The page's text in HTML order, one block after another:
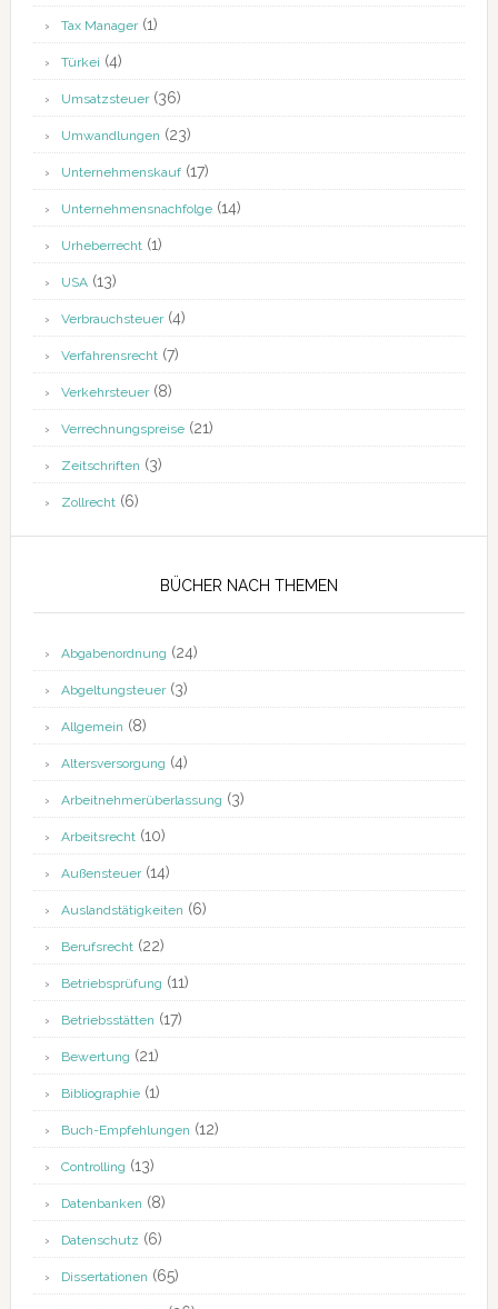
Tax Manager(1)
Türkei (4)
Umsatzsteuer(36)
Umwandlungen (23)
Unternehmenskauf(17)
Unternehmensnachfolge(14)
Urheberrecht(1)
USA(13)
Verbrauchsteuer(4)
Verfahrensrecht(7)
Verkehrsteuer(8)
Verrechnungspreise(21)
Zeitschriften (3)
Zollrecht(6)
BÜCHER NACH THEMEN
Abgabenordnung (24)
Abgeltungsteuer(3)
Allgemein (8)
Altersversorgung (4)
Arbeitnehmerüberlassung (3)
Arbeitsrecht(10)
Außensteuer(14)
Auslandstätigkeiten (6)
Berufsrecht(22)
Betriebsprüfung (11)
Betriebsstätten (17)
Bewertung (21)
Bibliographie(1)
Buch-Empfehlungen (12)
Controlling (13)
Datenbanken (8)
Datenschutz (6)
Dissertationen (65)